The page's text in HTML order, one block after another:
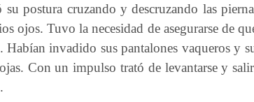
postura cruzando y descruzando las
ojos. Tuvo la necesidad de asegurarse de
Habían invadido sus pantalones vaqueros y
Con un impulso trató de levantarse y